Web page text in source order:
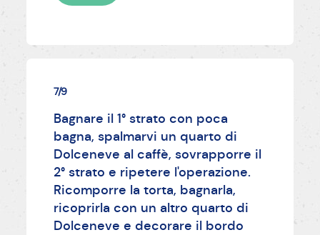
7/9
Bagnare il 1° strato con poca
bagna, spalmarvi un quarto di
Dolceneve al caffè, sovrapporre il
2° strato e ripetere l'operazione.
Ricomporre la torta, bagnarla,
ricoprirla con un altro quarto di
Dolceneve e decorare il bordo